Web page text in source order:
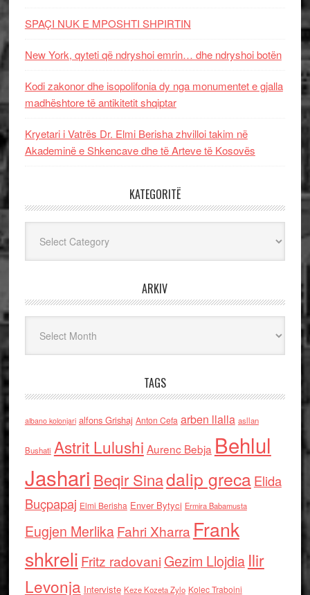
SPAÇI NUK E MPOSHTI SHPIRTIN
New York, qyteti që ndryshoi emrin… dhe ndryshoi botën
Kodi zakonor dhe isopolifonia dy nga monumentet e gjalla
madhështore të antikitetit shqiptar
Kryetari i Vatrës Dr. Elmi Berisha zhvilloi takim në
Akademinë e Shkencave dhe të Arteve të Kosovës
KATEGORITË
ARKIV
TAGS
albano kolonjari alfons Grishaj Anton Cefa arben llalla asllan
Bushati Astrit Lulushi Aurenc Bebja Behlul
Jashari Beqir Sinadalip grecaElida
Buçpapaj Elmi Berisha Enver Bytyci Ermira Babamusta
Eugjen MerlikaFahri Xharra Frank
shkreli Fritz radovaniGezim Llojdia Ilir
Levonja Interviste Keze Kozeta Zylo Kolec Traboini